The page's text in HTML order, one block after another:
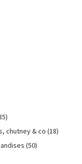
chutney & co (18)
(50)